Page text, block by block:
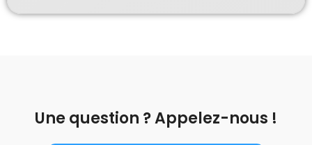
Une question ? Appelez-nous !